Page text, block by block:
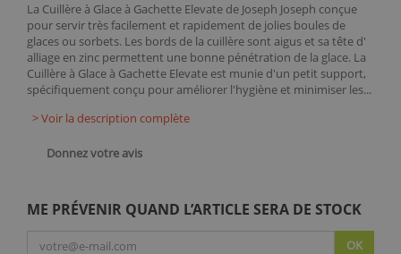
La Cuillère à Glace à Gachette Elevate de Joseph Joseph conçue
pour servir très facilement et rapidement de jolies boules de
glaces ou sorbets. Les bords de la cuillère sont aigus et sa tête d'
alliage en zinc permettent une bonne pénétration de la glace. La
Cuillère à Glace à Gachette Elevate est munie d'un petit support,
spécifiquement conçu pour améliorer l'hygiène et minimiser les...
> Voir la description complète
Donnez votre avis
ME PRÉVENIR QUAND L’ARTICLE SERA DE STOCK
OK